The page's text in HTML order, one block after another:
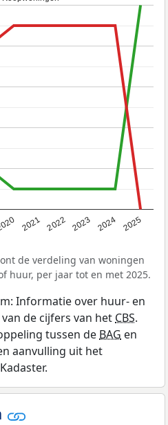
2021 2022 2023 2024 2025
de verdeling van woningen
huur, per jaar tot en met 2025.
Informatie over huur- en
de cijfers van het CBS.
tussen de BAG en
aanvulling uit het